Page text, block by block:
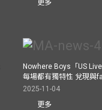
更多
Nowhere Boys「US
每場都有獨特性 兌現與
2025-11-04
更多